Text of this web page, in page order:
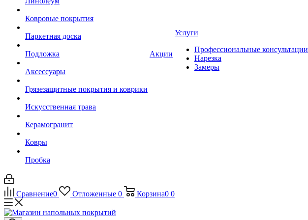
Ковровые покрытия
Паркетная доска
Подложка
Аксессуары
Грязезащитные покрытия и коврики
Искусственная трава
Керамогранит
Ковры
Пробка
Акции
Услуги
Профессиональные консультации
Нарезка
Замеры
Сравнение0 Отложенные 0 Корзина0 0